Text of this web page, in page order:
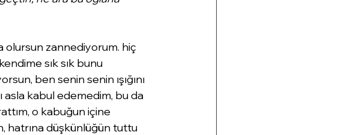
olursun zannediyorum. hiç
sık sık bunu
ben senin senin ışığını
asla kabul edemedim, bu da
o kabuğun içine
hatrına düşkünlüğün tuttu